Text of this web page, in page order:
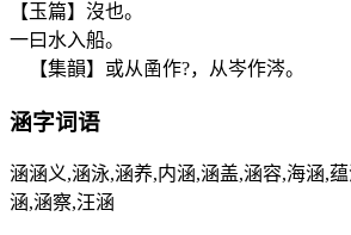
【玉篇】沒也。
一曰水入船。
【集韻】或从圅作?，从岑作涔。
涵字词语
涵涵义,涵泳,涵养,内涵,涵盖,涵容,海涵,
涵,涵察,汪涵